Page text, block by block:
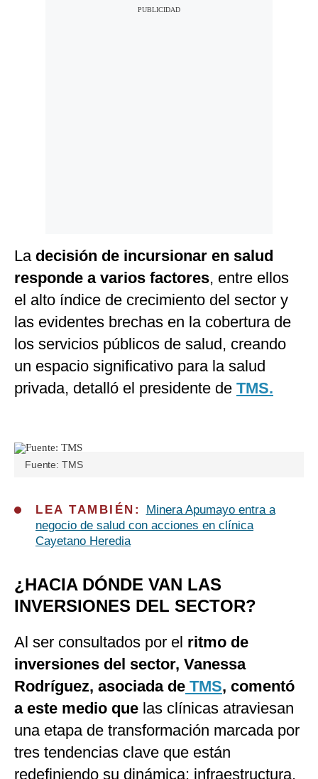
Ladecisión de incursionar en salud
responde a varios factores, entre ellos
el alto índice de crecimiento del sector y
las evidentes brechas en la cobertura de
los servicios públicos de salud, creando
un espacio significativo para la salud
privada, detalló el presidente de TMS.
Fuente: TMS
LEA TAMBIÉN:
Minera Apumayo entra a
negocio de salud con acciones en clínica
Cayetano Heredia
¿HACIA DÓNDE VAN LAS
INVERSIONES DEL SECTOR?
Al ser consultados por el ritmo de
inversiones del sector, Vanessa
Rodríguez, asociada de TMS, comentó
a este medio que las clínicas atraviesan
una etapa de transformación marcada por
tres tendencias clave que están
redefiniendo su dinámica: infraestructura,